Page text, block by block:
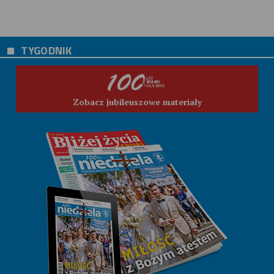
TYGODNIK
Zobacz jubileuszowe materiały